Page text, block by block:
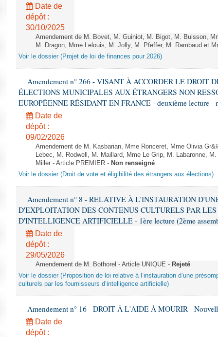
Rapports sur l'application des lois
Baromètre de l’application des lois
Dossiers législatifs
Budget et sécurité sociale
Questions écrites et orales
Comptes rendus des débats
Date de
dépôt :
30/10/2025
Amendement de M. Bovet, M. Guiniot, M. Bigot, M. Buisson,
M. Dragon, Mme Lelouis, M. Jolly, M. Pfeffer, M. Rambaud et
Voir le dossier (Projet de loi de finances pour 2026)
Amendement n° 266 - VISANT À ACCORDER LE DROIT
ÉLECTIONS MUNICIPALES AUX ÉTRANGERS NON
EUROPÉENNE RÉSIDANT EN FRANCE - deuxième lecture -
Date de
dépôt :
09/02/2026
Amendement de M. Kasbarian, Mme Ronceret, Mme Olivia
Lebec, M. Rodwell, M. Maillard, Mme Le Grip, M. Labaronne,
Miller - Article PREMIER - Non renseigné
Voir le dossier (Droit de vote et éligibilité des étrangers aux élections)
Amendement n° 8 - RELATIVE À L'INSTAURATION
D'EXPLOITATION DES CONTENUS CULTURELS PAR LES
D'INTELLIGENCE ARTIFICIELLE - 1ère lecture (2ème
Date de
dépôt :
29/05/2026
Amendement de M. Bothorel - Article UNIQUE - Rejeté
Voir le dossier (Proposition de loi relative à l’instauration d’une
culturels par les fournisseurs d’intelligence artificielle)
Amendement n° 16 - DROIT À L'AIDE À MOURIR -
Date de
dépôt :